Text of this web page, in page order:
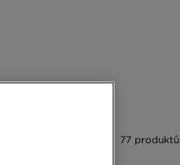
77 produktů